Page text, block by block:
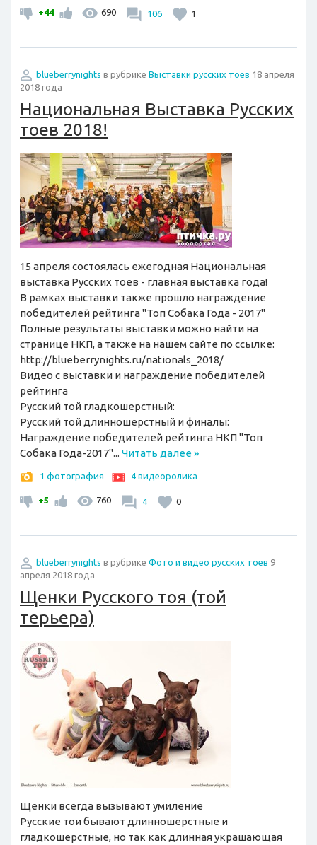
+44 690 106 1
blueberrynights в рубрике Выставки русских тоев 18 апреля
2018 года
Национальная Выставка Русских
тоев 2018!
15 апреля состоялась ежегодная Национальная
выставка Русских тоев - главная выставка года!
В рамках выставки также прошло награждение
победителей рейтинга "Топ Собака Года - 2017"
Полные результаты выставки можно найти на
странице НКП, а также на нашем сайте по ссылке:
http://blueberrynights.ru/nationals_2018/
Видео с выставки и награждение победителей
рейтинга
Русский той гладкошерстный:
Русский той длинношерстный и финалы:
Награждение победителей рейтинга НКП "Топ
Собака Года-2017"... Читать далее»
1 фотография 4 видеоролика
+5 760 4 0
blueberrynights в рубрике Фото и видео русских тоев 9
апреля 2018 года
Щенки Русского тоя (той
терьера)
Щенки всегда вызывают умиление
Русские тои бывают длинношерстные и
гладкошерстные, но так как длинная украшающая